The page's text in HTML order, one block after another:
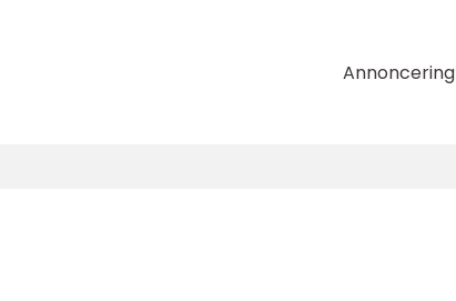
Annoncering